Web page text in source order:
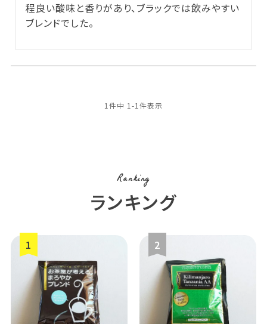
程良い酸味と香りがあり、ブラックでは飲みやすい
ブレンドでした。
1件中 1 -1 件表示
Ranking
ランキング